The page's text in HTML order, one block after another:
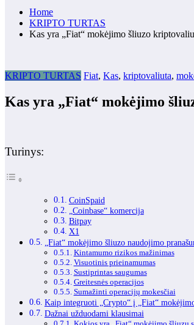
Home
KRIPTO TURTAS
Kas yra „Fiat“ mokėjimo šliuzo
KRIPTO TURTAS Fiat, Kas, kriptovaliuta,
Kas yra „Fiat“ mokėjimo
Turinys:
CoinSpaid
„Coinbase“ komercija
Bitpay
X1
„Fiat“ mokėjimo šliuzo naudojimo
Kintamumo rizikos mažinimas
Visuotinis prieinamumas
Sustiprintas saugumas
Greitesnės operacijos
Sumažinti operacijų mokesčiai
Kaip integruoti „Crypto“ į „Fiat“
Dažnai užduodami klausimai